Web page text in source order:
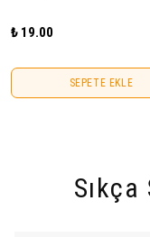
₺ 19.00
SEPETE EKLE